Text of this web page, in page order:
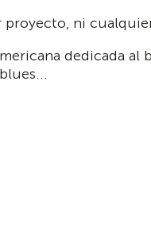
proyecto, ni
dedicada al